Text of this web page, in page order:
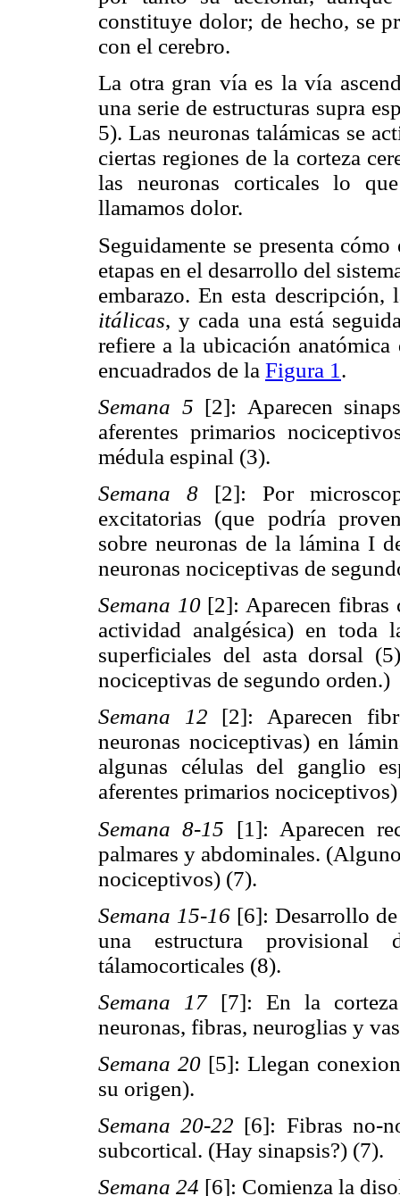
constituye dolor; de hecho, se
con el cerebro.
La otra gran vía es la vía
una serie de estructuras supra
5). Las neuronas talámicas se
ciertas regiones de la corteza
las neuronas corticales lo
llamamos dolor.
Seguidamente se presenta
etapas en el desarrollo del
embarazo. En esta descripción,
itálicas, y cada una está
refiere a la ubicación
encuadrados de la Figura 1 .
Semana 5 [2]: Aparecen
aferentes primarios
médula espinal (3).
Semana 8 [2]: Por
excitatorias (que podría
sobre neuronas de la lámina I
neuronas nociceptivas de
Semana 10[2]: Aparecen fibras
actividad analgésica) en toda
superficiales del asta dorsal
nociceptivas de segundo orden.)
Semana 12 [2]: Aparecen
neuronas nociceptivas) en
algunas células del ganglio
aferentes primarios
Semana 8-15 [1]: Aparecen
palmares y abdominales.
nociceptivos) (7).
Semana 15-16 [6]: Desarrollo
una estructura provisional
tálamocorticales (8).
Semana 17[7]: En la corteza
neuronas, fibras, neuroglias y
Semana 20 [5]: Llegan
su origen).
Semana 20-22 [6]: Fibras no-
subcortical. (Hay sinapsis?) (7).
Semana 24 [6]: Comienza la